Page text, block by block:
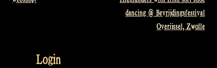
dancing @ Bevrijdingsfestival
Overijssel, Zwolle
Login